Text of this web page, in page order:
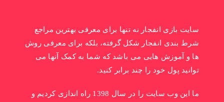
سایت بازی انفجار نه تنها برای معرفی بهترین مراجع
شرط بندی انفجار شکل گرفته، بلکه برای معرفی روش
ها و آموزش هایی می باشد که شما به کمک آنها می
توانید پول خود را چند برابر کنید.
ما این وب سایت را در سال 1398 راه اندازی کردیم و